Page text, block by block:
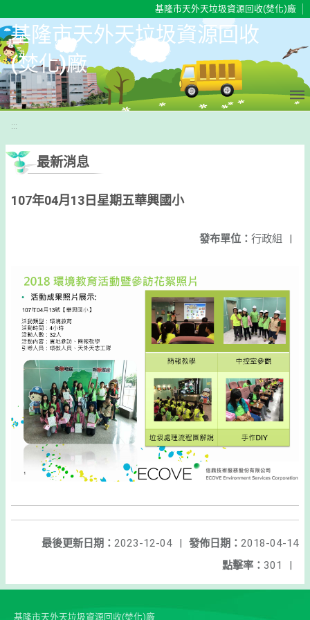
基隆市天外天垃圾資源回收(焚化)廠
基隆市天外天垃圾資源回收
(焚化)廠
:::
最新消息
107年04月13日星期五華興國小
發布單位： 行政組 |
發佈日期： 2018-04-14
最後更新日期： 2023-12-04
|
點擊率： 301 |
基隆市天外天垃圾資源回收(焚化)廠